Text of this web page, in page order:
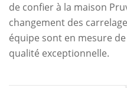
de confier à la maison
changement des
équipe sont en mesure
qualité exceptionnelle.